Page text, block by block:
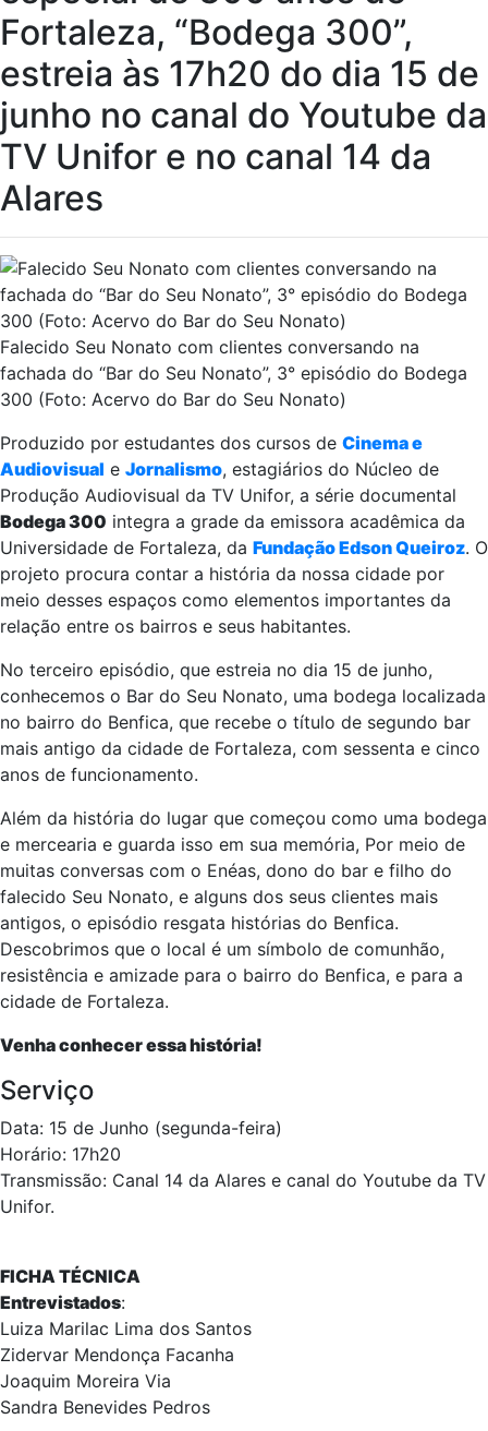
Fortaleza, “Bodega 300”,
estreia às 17h20 do dia 15 de
junho no canal do Youtube da
TV Unifor e no canal 14 da
Alares
Falecido Seu Nonato com clientes conversando na
fachada do “Bar do Seu Nonato”, 3° episódio do Bodega
300 (Foto: Acervo do Bar do Seu Nonato)
Produzido por estudantes dos cursos de Cinema e
Audiovisual e Jornalismo, estagiários do Núcleo de
Produção Audiovisual da TV Unifor, a série documental
Bodega 300 integra a grade da emissora acadêmica da
Universidade de Fortaleza, da Fundação Edson Queiroz. O
projeto procura contar a história da nossa cidade por
meio desses espaços como elementos importantes da
relação entre os bairros e seus habitantes.
No terceiro episódio, que estreia no dia 15 de junho,
conhecemos o Bar do Seu Nonato, uma bodega localizada
no bairro do Benfica, que recebe o título de segundo bar
mais antigo da cidade de Fortaleza, com sessenta e cinco
anos de funcionamento.
Além da história do lugar que começou como uma bodega
e mercearia e guarda isso em sua memória, Por meio de
muitas conversas com o Enéas, dono do bar e filho do
falecido Seu Nonato, e alguns dos seus clientes mais
antigos, o episódio resgata histórias do Benfica.
Descobrimos que o local é um símbolo de comunhão,
resistência e amizade para o bairro do Benfica, e para a
cidade de Fortaleza.
Venha conhecer essa história!
Serviço
Data: 15 de Junho (segunda-feira)
Horário: 17h20
Transmissão: Canal 14 da Alares e canal do Youtube da TV
Unifor.
FICHA TÉCNICA
Entrevistados:
Luiza Marilac Lima dos Santos
Zidervar Mendonça Facanha
Joaquim Moreira Via
Sandra Benevides Pedros